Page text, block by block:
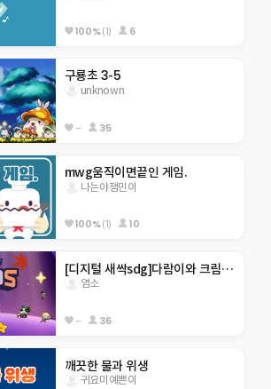
100%(1) 6
구룡초 3-5
unknown
-- 35
mwg움직이면끝인 게임.
나는야잼민이
100%(1) 10
[디지털 새싹sdg]다람이와 크림이월드
염소
-- 36
깨끗한 물과 위생
귀요미예쁜이